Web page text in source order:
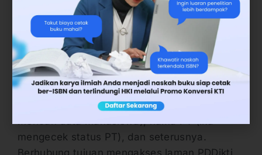
Langkah kedua adalah memasukan data
dosen di kolom pencarian. Pada sebelah pojok
kiri atas terdapat kolom pencarian yang bisa
digunakan untuk memasukan beberapa kata
kunci.
Misalnya nama dosen, nama mahasiswa (jika
mengecek status PT), dan seterusnya.
Berhubung tujuan mengakses laman PDDikti